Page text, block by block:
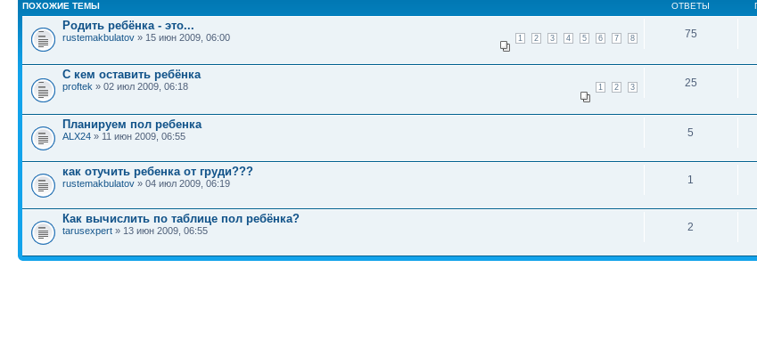
ПОХОЖИЕ ТЕМЫ ОТВЕТЫ
Родить ребёнка - это...
1 2 3 4 5 6 7 8
rustemakbulatov » 15 июн 2009, 06:00 75
С кем оставить ребёнка
1 2 3
proftek » 02 июл 2009, 06:18 25
Планируем пол ребенка
ALX24 » 11 июн 2009, 06:55 5
как отучить ребенка от груди???
rustemakbulatov » 04 июл 2009, 06:19 1
Как вычислить по таблице пол ребёнка?
tarusexpert » 13 июн 2009, 06:55 2